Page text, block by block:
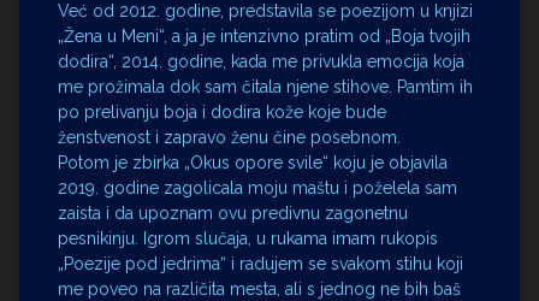
Već od 2012. godine, predstavila se poezijom u knjizi
„Žena u Meni“, a ja je intenzivno pratim od „Boja tvojih
dodira“, 2014. godine, kada me privukla emocija koja
me prožimala dok sam čitala njene stihove. Pamtim ih
po prelivanju boja i dodira kože koje bude
ženstvenost i zapravo ženu čine posebnom.
Potom je zbirka „Okus opore svile“ koju je objavila
2019. godine zagolicala moju maštu i poželela sam
zaista i da upoznam ovu predivnu zagonetnu
pesnikinju. Igrom slučaja, u rukama imam rukopis
„Poezije pod jedrima“ i radujem se svakom stihu koji
me poveo na različita mesta, ali s jednog ne bih baš